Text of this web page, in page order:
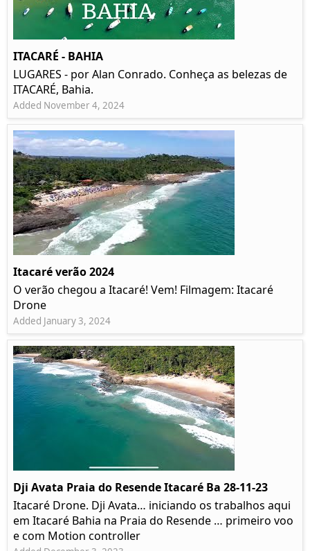
ITACARÉ - BAHIA
LUGARES - por Alan Conrado. Conheça as belezas de
ITACARÉ, Bahia.
Added November 4, 2024
Itacaré verão 2024
O verão chegou a Itacaré! Vem! Filmagem: Itacaré
Drone
Added January 3, 2024
Dji Avata Praia do Resende Itacaré Ba 28-11-23
Itacaré Drone. Dji Avata… iniciando os trabalhos aqui
em Itacaré Bahia na Praia do Resende … primeiro voo
e com Motion controller